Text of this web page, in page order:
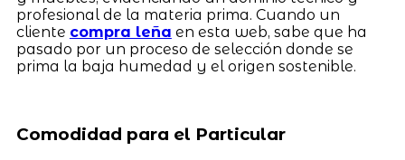
profesional de la materia prima. Cuando un
cliente compra leña en esta web, sabe que ha
pasado por un proceso de selección donde se
prima la baja humedad y el origen sostenible.
Comodidad para el Particular